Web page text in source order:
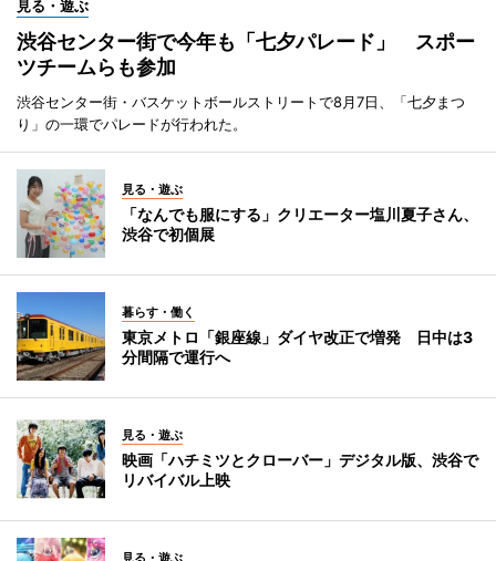
見る・遊ぶ
渋谷センター街で今年も「七夕パレード」 スポー
ツチームらも参加
渋谷センター街・バスケットボールストリートで8月7日、「七夕まつ
り」の一環でパレードが行われた。
見る・遊ぶ
「なんでも服にする」クリエーター塩川夏子さん、
渋谷で初個展
暮らす・働く
東京メトロ「銀座線」ダイヤ改正で増発 日中は3
分間隔で運行へ
見る・遊ぶ
映画「ハチミツとクローバー」デジタル版、渋谷で
リバイバル上映
見る・遊ぶ